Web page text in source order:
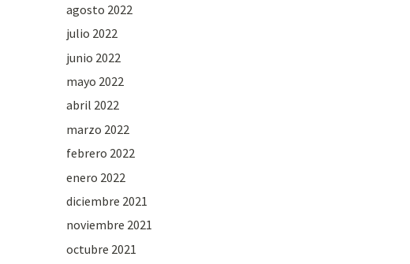
agosto 2022
julio 2022
junio 2022
mayo 2022
abril 2022
marzo 2022
febrero 2022
enero 2022
diciembre 2021
noviembre 2021
octubre 2021